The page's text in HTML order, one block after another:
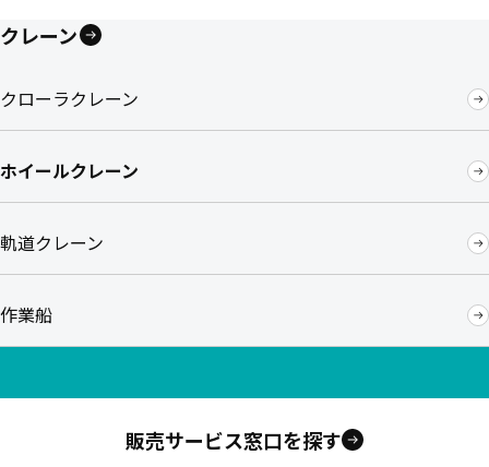
クレーン
クローラクレーン
ホイールクレーン
軌道クレーン
作業船
販売サービス窓口を探す